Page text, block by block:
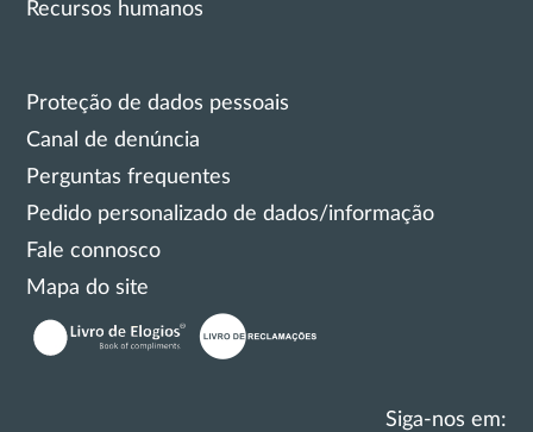
Recursos humanos
Proteção de dados pessoais
Canal de denúncia
Perguntas frequentes
Pedido personalizado de dados/informação
Fale connosco
Mapa do site
Siga-nos em: